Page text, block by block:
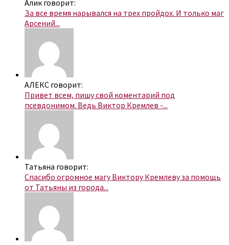
Алик говорит:
За все время нарывался на трех пройдох. И только маг
Арсений...
АЛЕКС говорит:
Привет всем, пишу свой коментарий под
псевдонимом. Ведь Виктор Кремлев -...
Татьяна говорит:
Спасибо огромное магу Виктору Кремлеву за помощь
от Татьяны из города...